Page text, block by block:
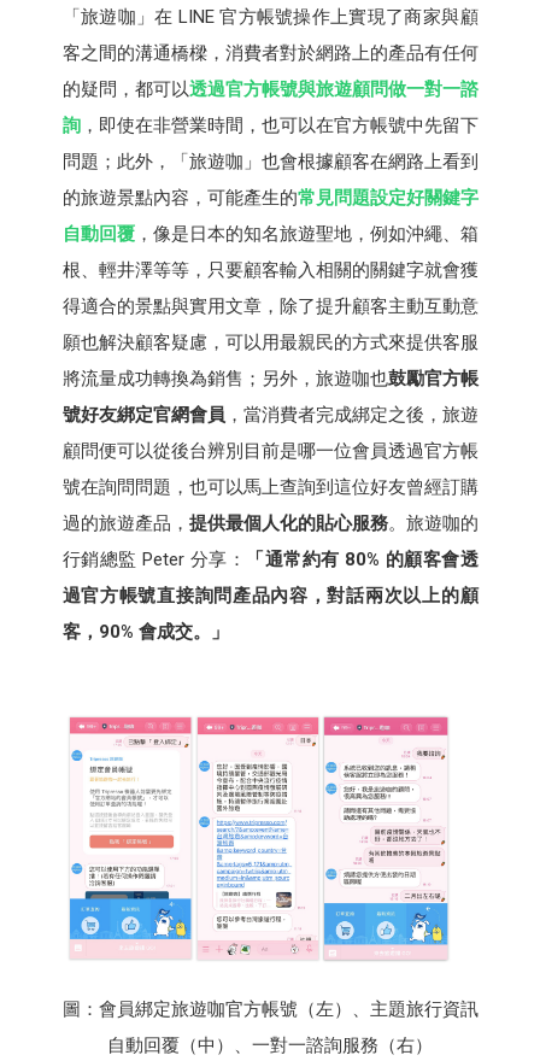
「旅遊咖」在 LINE 官方帳號操作上實現了商家與顧
客之間的溝通橋樑，消費者對於網路上的產品有任何
的疑問，都可以透過官方帳號與旅遊顧問做一對一諮
詢，即使在非營業時間，也可以在官方帳號中先留下
問題；此外，「旅遊咖」也會根據顧客在網路上看到
的旅遊景點內容，可能產生的常見問題設定好關鍵字
自動回覆，像是日本的知名旅遊聖地，例如沖繩、箱
根、輕井澤等等，只要顧客輸入相關的關鍵字就會獲
得適合的景點與實用文章，除了提升顧客主動互動意
願也解決顧客疑慮，可以用最親民的方式來提供客服
將流量成功轉換為銷售；另外，旅遊咖也鼓勵官方帳
號好友綁定官網會員 ，當消費者完成綁定之後，旅遊
顧問便可以從後台辨別目前是哪一位會員透過官方帳
號在詢問問題，也可以馬上查詢到這位好友曾經訂購
過的旅遊產品， 提供最個人化的貼心服務。旅遊咖的
行銷總監 Peter 分享：
「通常約有 80% 的顧客會透
過官方帳號直接詢問產品內容，對話兩次以上的顧
客，90% 會成交。」
圖：會員綁定旅遊咖官方帳號（左）、主題旅行資訊
自動回覆（中）、一對一諮詢服務（右）